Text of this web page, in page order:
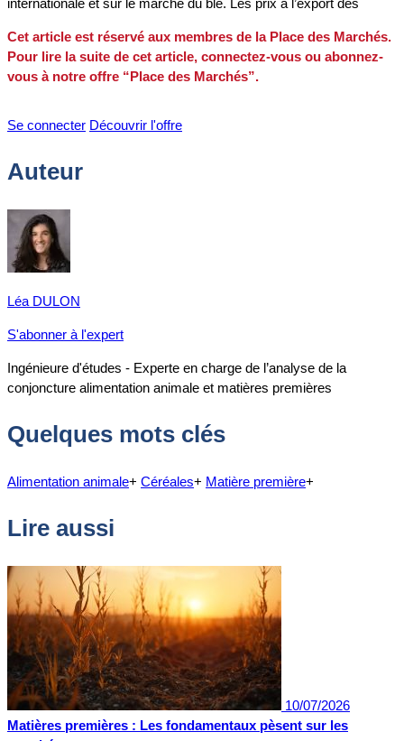
Cet article est réservé aux membres de la Place des Marchés.
Pour lire la suite de cet article, connectez-vous ou abonnez-
vous à notre offre “Place des Marchés”.
Se connecter Découvrir l'offre
Auteur
Léa DULON
S'abonner à l'expert
Ingénieure d'études - Experte en charge de l’analyse de la
conjoncture alimentation animale et matières premières
Quelques mots clés
Alimentation animale+ Céréales+ Matière première+
Lire aussi
10/07/2026
Matières premières : Les fondamentaux pèsent sur les